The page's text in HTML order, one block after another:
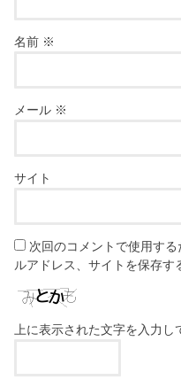
名前 ※
メール ※
サイト
次回のコメントで使用す
ルアドレス、サイトを保存す
上に表示された文字を入力し